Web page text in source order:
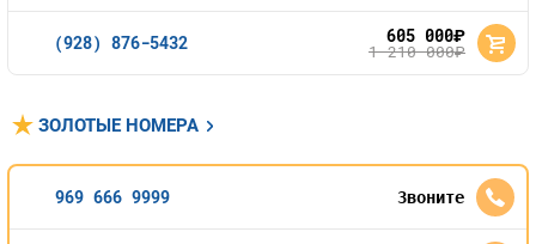
(928) 876-5432 605 000руб.
1 210 000руб.
ЗОЛОТЫЕ НОМЕРА
969 666 9999 Звоните